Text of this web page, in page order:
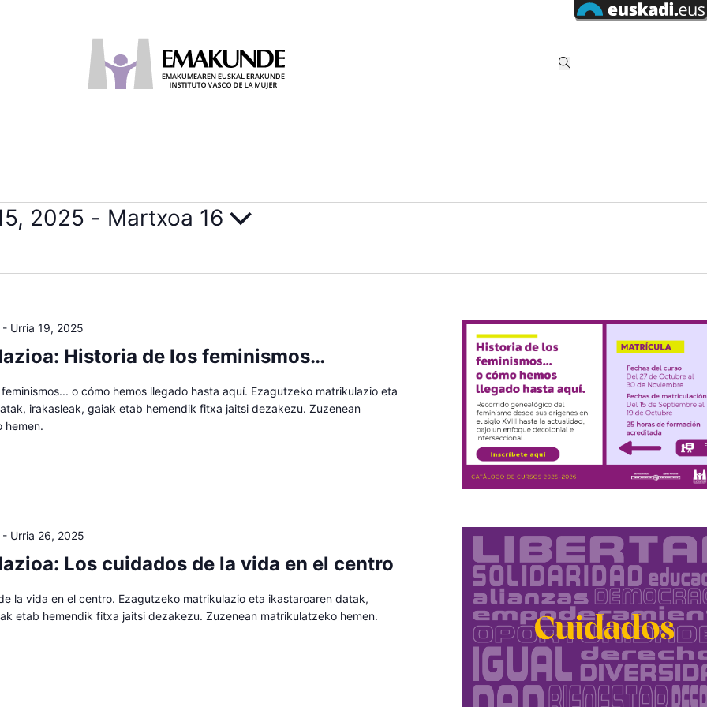
2025 - Martxoa 16
Historia de los feminismos…
- Urria 19, 2025
o cómo hemos llegado hasta aquí. Ezagutzeko matrikulazio eta
irakasleak, gaiak etab hemendik fitxa jaitsi dezakezu. Zuzenean
hemen.
Los cuidados de la vida en el centro
- Urria 26, 2025
la vida en el centro. Ezagutzeko matrikulazio eta ikastaroaren datak,
etab hemendik fitxa jaitsi dezakezu. Zuzenean matrikulatzeko hemen.